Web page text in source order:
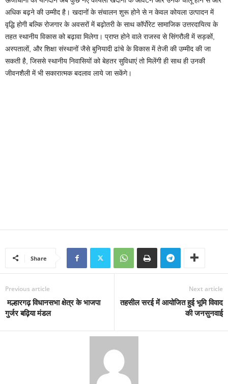
अधिक बढ़ने की उम्मीद है। खदानों के संचालन शुरू होने से न केवल कोयला उत्पादन में
वृद्धि होगी बल्कि रोजगार के अवसरों में बढ़ोतरी के साथ कॉर्पोरेट सामाजिक उत्तरदायित्व के
तहत स्थानीय विकास को बढ़ावा मिलेगा। प्राप्त होने वाले राजस्व से सिंगरौली में सड़कों,
अस्पतालों, और शिक्षा संस्थानों जैसे बुनियादी ढांचे के विकास में तेजी की उम्मीद की जा
सकती है, जिससे स्थानीय निवासियों को बेहतर सुविधाएं तो मिलेंगी ही साथ ही उनकी
जीवनशैली में भी सकारात्मक बदलाव लाये जा सकेंगे।
Share
Previous article
मल्हारगढ़ विधानसभा क्षेत्र के भाजपा
गुर्जर बढ़िया मंडल
Next article
तहसील सरई में आयोजित हुई भूमि विवाद
की जनसुनवाई